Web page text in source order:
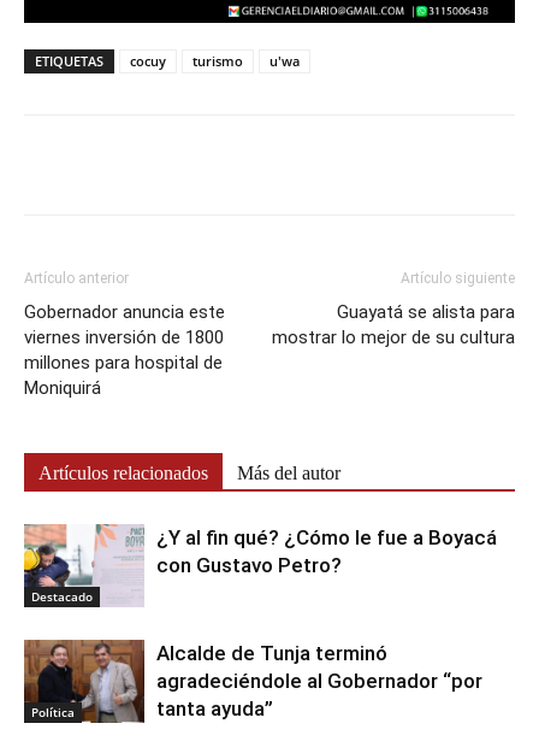
ETIQUETAS cocuy turismo u'wa
Artículo anterior
Gobernador anuncia este
viernes inversión de 1800
millones para hospital de
Moniquirá
Artículo siguiente
Guayatá se alista para
mostrar lo mejor de su cultura
Artículos relacionados Más del autor
Destacado
¿Y al fin qué? ¿Cómo le fue a Boyacá
con Gustavo Petro?
Política
Alcalde de Tunja terminó
agradeciéndole al Gobernador “por
tanta ayuda”